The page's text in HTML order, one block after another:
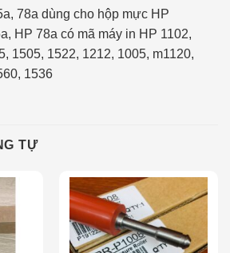
78a dùng cho hộp mực HP
HP 78a có mã máy in HP 1102,
1505, 1522, 1212, 1005, m1120,
1536
TỰ